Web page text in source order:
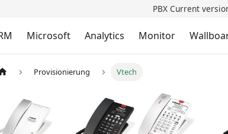
PBX Current
Microsoft Analytics Monitor
Provisionierung Vtech